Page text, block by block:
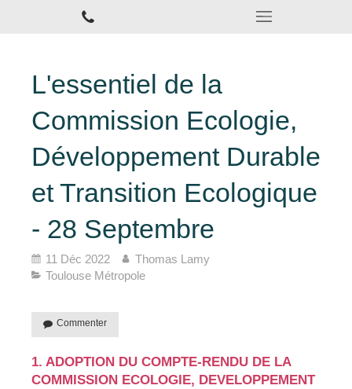
L'essentiel de la
Commission Ecologie,
Développement Durable
et Transition Ecologique
- 28 Septembre
11 Déc 2022
Thomas Lamy
Toulouse Métropole
Commenter
1. ADOPTION DU COMPTE-RENDU DE LA
COMMISSION ECOLOGIE, DEVELOPPEMENT